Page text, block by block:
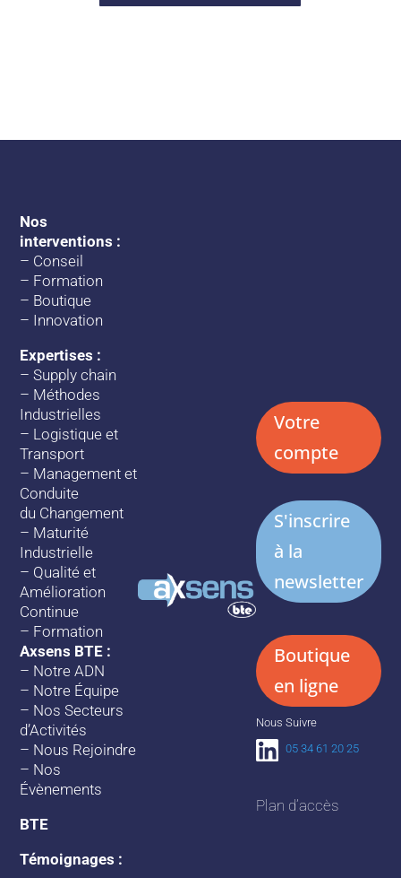
Nos
interventions :
– Conseil
– Formation
– Boutique
– Innovation
Expertises :
–Supply chain
– Méthodes
Industrielles
– Logistique et
Transport
– Management et
Conduite
du Changement
– Maturité
Industrielle
– Qualité et
Amélioration
Continue
– Formation
Axsens BTE :
– Notre ADN
– Notre Équipe
– Nos Secteurs
d’Activités
– Nous Rejoindre
– Nos
Évènements
BTE
Témoignages :
Votre
compte
S'inscrire
à la
newsletter
Boutique
en ligne
Nous Suivre
05 34 61 20 25
Plan d’accès